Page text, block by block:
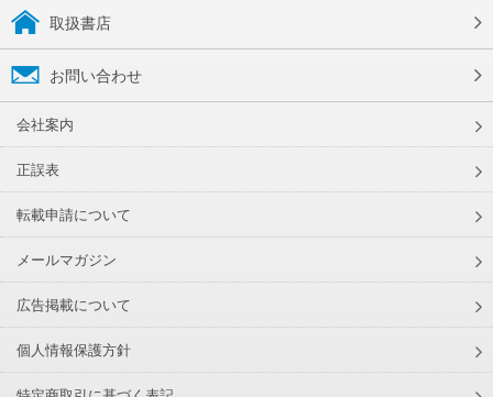
取扱書店
お問い合わせ
会社案内
正誤表
転載申請について
メールマガジン
広告掲載について
個人情報保護方針